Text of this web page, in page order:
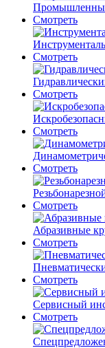
Смотреть
Смотреть
Смотреть
Смотреть
Смотреть
Смотреть
Абразивные
Смотреть
Смотреть
Сервисный
Смотреть